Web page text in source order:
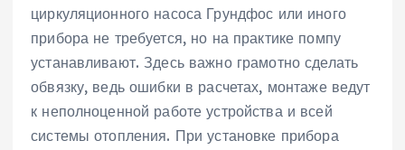
циркуляционного насоса Грундфос или иного
прибора не требуется, но на практике помпу
устанавливают. Здесь важно грамотно сделать
обвязку, ведь ошибки в расчетах, монтаже ведут
к неполноценной работе устройства и всей
системы отопления. При установке прибора